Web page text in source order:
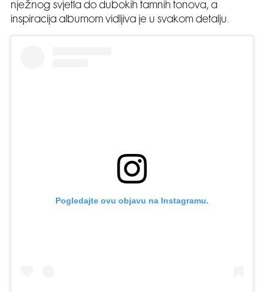
nježnog svjetla do dubokih tamnih tonova, a
inspiracija albumom vidljiva je u svakom detalju.
Pogledajte ovu objavu na Instagramu.